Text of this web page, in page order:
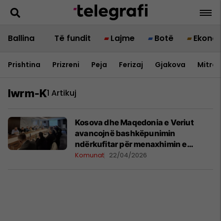
Ballina Të fundit Lajme Botë
Prishtina Prizreni Peja Ferizaj Gjakova
Iwrm-K1 Artikuj
Kosova dhe Maqedonia e Veriut
avancojnë bashkëpunimin
ndërkufitar për menaxhimin e
ujërave
Komunat 22/04/2026